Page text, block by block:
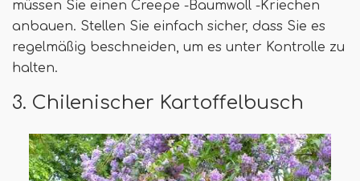
müssen Sie einen Creepe -Baumwoll -Kriechen
anbauen. Stellen Sie einfach sicher, dass Sie es
regelmäßig beschneiden, um es unter Kontrolle zu
halten.
3. Chilenischer Kartoffelbusch